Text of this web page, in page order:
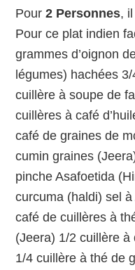
Pour2 Personnes,
Pour ce plat indien
grammes d’oignon
légumes) hachées
cuillère à soupe de
cuillères à café
café de graines de
cumin graines
pinche Asafoetida
curcuma (haldi) sel
café de cuillères à
(Jeera) 1/2 cuillère
1/4 cuillère à thé de